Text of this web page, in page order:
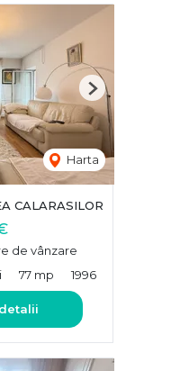
Harta
Next
CALARASILOR
de vânzare
77 mp 1996